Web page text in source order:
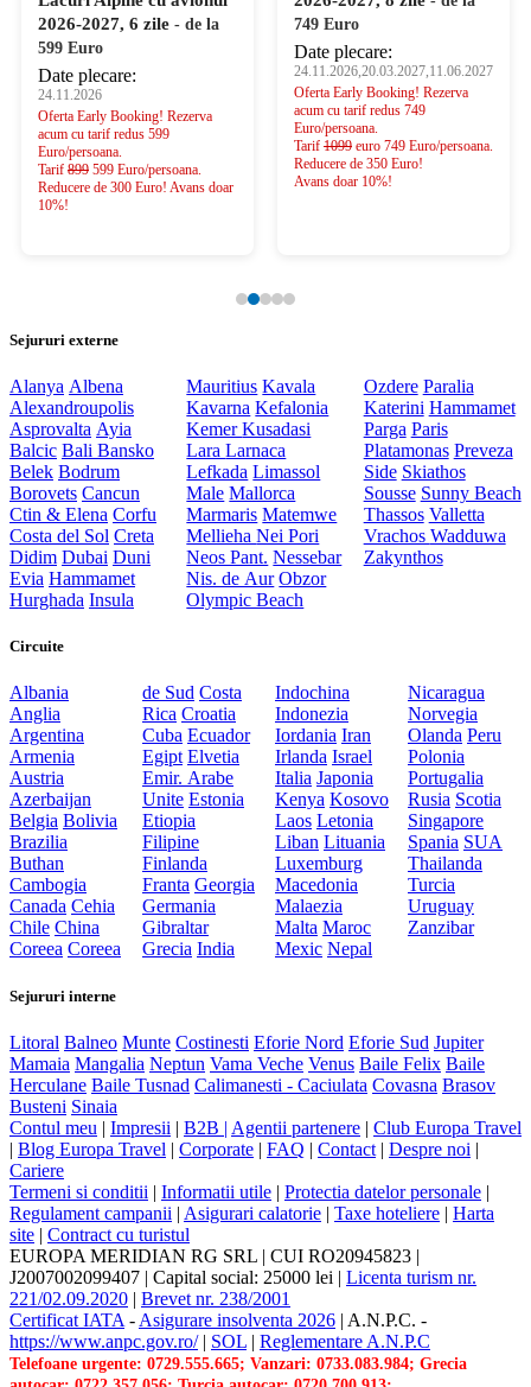
2026-2027, 6 zile - de la
599 Euro
Date plecare:
24.11.2026
Oferta Early Booking! Rezerva
acum cu tarif redus 599
Euro/persoana.
Tarif 899 599 Euro/persoana.
Reducere de 300 Euro! Avans doar
10%!
749 Euro
Date plecare:
24.11.2026,20.03.2027,11.06.2027
Oferta Early Booking! Rezerva
acum cu tarif redus 749
Euro/persoana.
Tarif 1099 euro 749 Euro/persoana.
Reducere de 350 Euro!
Avans doar 10%!
Sejururi externe
Alanya Albena
Alexandroupolis
Asprovalta Ayia
Balcic Bali Bansko
Belek Bodrum
Borovets Cancun
Ctin & Elena Corfu
Costa del Sol Creta
Didim Dubai Duni
Evia Hammamet
Hurghada Insula
Mauritius Kavala
Kavarna Kefalonia
KemerKusadasi
LaraLarnaca
Lefkada Limassol
Male Mallorca
Marmaris Matemwe
MelliehaNei Pori
Neos Pant. Nessebar
Nis. de Aur Obzor
Olympic Beach
Ozdere Paralia
Katerini Hammamet
Parga Paris
Platamonas Preveza
Side Skiathos
Sousse Sunny Beach
Thassos Valletta
Vrachos Wadduwa
Zakynthos
Circuite
Albania
Anglia
Argentina
Armenia
Austria
Azerbaijan
Belgia Bolivia
Brazilia
Buthan
Cambogia
Canada Cehia
Chile China
Coreea Coreea
de Sud Costa
Rica Croatia
Cuba Ecuador
Egipt Elvetia
Emir. Arabe
Unite Estonia
Etiopia
Filipine
Finlanda
Franta Georgia
Germania
Gibraltar
Grecia India
Indochina
Indonezia
Iordania Iran
Irlanda Israel
Italia Japonia
Kenya Kosovo
Laos Letonia
Liban Lituania
Luxemburg
Macedonia
Malaezia
Malta Maroc
Mexic Nepal
Nicaragua
Norvegia
Olanda Peru
Polonia
Portugalia
Rusia Scotia
Singapore
Spania SUA
Thailanda
Turcia
Uruguay
Zanzibar
Sejururi interne
Litoral Balneo Munte Costinesti Eforie Nord Eforie Sud Jupiter
Mamaia Mangalia Neptun Vama Veche Venus Baile Felix Baile
Herculane Baile Tusnad Calimanesti - Caciulata Covasna Brasov
Busteni Sinaia
Contul meu | Impresii | B2B | Agentii partenere | Club Europa Travel
| Blog Europa Travel | Corporate | FAQ | Contact | Despre noi |
Cariere
Termeni si conditii | Informatii utile | Protectia datelor personale |
Regulament campanii | Asigurari calatorie | Taxe hoteliere | Harta
site | Contract cu turistul
EUROPA MERIDIAN RG SRL | CUI RO20945823 |
J2007002099407 | Capital social: 25000 lei | Licenta turism nr.
221/02.09.2020 | Brevet nr. 238/2001
Certificat IATA - Asigurare insolventa 2026 | A.N.P.C. -
https://www.anpc.gov.ro/| SOL | Reglementare A.N.P.C
Telefoane urgente: 0729.555.665; Vanzari: 0733.083.984; Grecia